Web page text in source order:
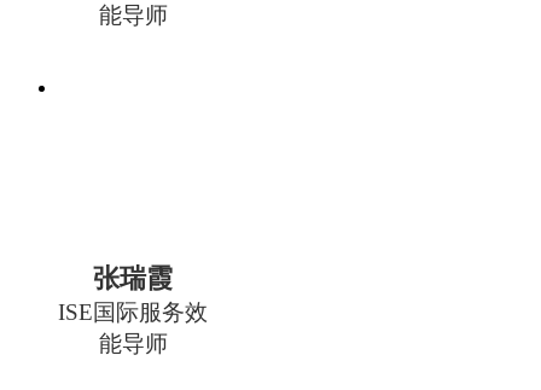
能导师
张瑞霞
ISE国际服务效
能导师